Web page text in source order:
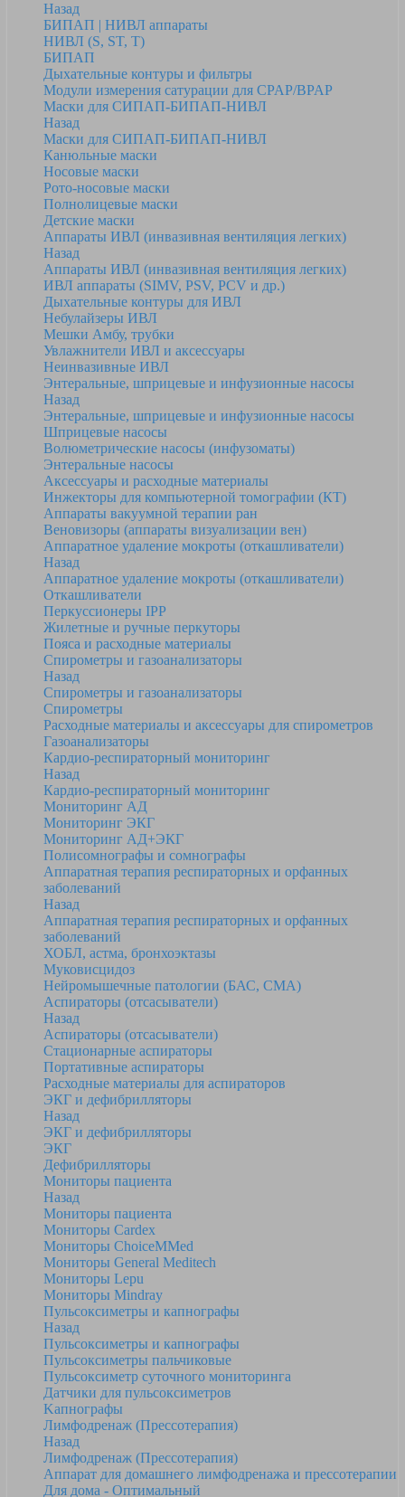
Назад
БИПАП | НИВЛ аппараты
НИВЛ (S, ST, T)
БИПАП
Дыхательные контуры и фильтры
Модули измерения сатурации для CPAP/BPAP
Маски для СИПАП-БИПАП-НИВЛ
Назад
Маски для СИПАП-БИПАП-НИВЛ
Канюльные маски
Носовые маски
Рото-носовые маски
Полнолицевые маски
Детские маски
Аппараты ИВЛ (инвазивная вентиляция легких)
Назад
Аппараты ИВЛ (инвазивная вентиляция легких)
ИВЛ аппараты (SIMV, PSV, PCV и др.)
Дыхательные контуры для ИВЛ
Небулайзеры ИВЛ
Мешки Амбу, трубки
Увлажнители ИВЛ и аксессуары
Неинвазивные ИВЛ
Энтеральные, шприцевые и инфузионные насосы
Назад
Энтеральные, шприцевые и инфузионные насосы
Шприцевые насосы
Волюметрические насосы (инфузоматы)
Энтеральные насосы
Аксессуары и расходные материалы
Инжекторы для компьютерной томографии (КТ)
Аппараты вакуумной терапии ран
Веновизоры (аппараты визуализации вен)
Аппаратное удаление мокроты (откашливатели)
Назад
Аппаратное удаление мокроты (откашливатели)
Откашливатели
Перкуссионеры IPP
Жилетные и ручные перкуторы
Пояса и расходные материалы
Спирометры и газоанализаторы
Назад
Спирометры и газоанализаторы
Спирометры
Расходные материалы и аксессуары для спирометров
Газоанализаторы
Кардио-респираторный мониторинг
Назад
Кардио-респираторный мониторинг
Мониторинг АД
Мониторинг ЭКГ
Мониторинг АД+ЭКГ
Полисомнографы и сомнографы
Аппаратная терапия респираторных и орфанных
заболеваний
Назад
Аппаратная терапия респираторных и орфанных
заболеваний
ХОБЛ, астма, бронхоэктазы
Муковисцидоз
Нейромышечные патологии (БАС, СМА)
Аспираторы (отсасыватели)
Назад
Аспираторы (отсасыватели)
Стационарные аспираторы
Портативные аспираторы
Расходные материалы для аспираторов
ЭКГ и дефибрилляторы
Назад
ЭКГ и дефибрилляторы
ЭКГ
Дефибрилляторы
Мониторы пациента
Назад
Мониторы пациента
Мониторы Cardex
Мониторы ChoiceMMed
Мониторы General Meditech
Мониторы Lepu
Мониторы Mindray
Пульсоксиметры и капнографы
Назад
Пульсоксиметры и капнографы
Пульсоксиметры пальчиковые
Пульсоксиметр суточного мониторинга
Датчики для пульсоксиметров
Kапнографы
Лимфодренаж (Прессотерапия)
Назад
Лимфодренаж (Прессотерапия)
Аппарат для домашнего лимфодренажа и прессотерапии
Для дома - Оптимальный